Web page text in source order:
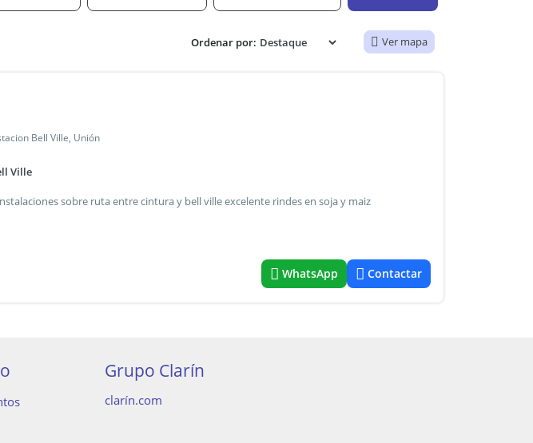
Ordenar por: Ver mapa
Bell Ville, Unión
Ville
sobre ruta entre cintura y bell ville excelente rindes en soja y maiz
WhatsApp Contactar
Grupo Clarín
clarín.com